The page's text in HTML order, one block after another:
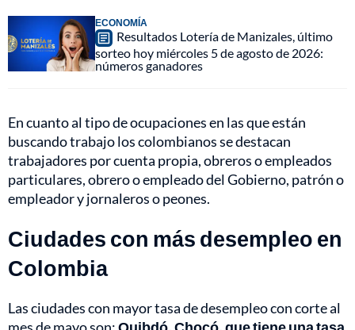
ECONOMÍA
Resultados Lotería de Manizales, último
sorteo hoy miércoles 5 de agosto de 2026:
números ganadores
En cuanto al tipo de ocupaciones en las que están
buscando trabajo los colombianos se destacan
trabajadores por cuenta propia, obreros o empleados
particulares, obrero o empleado del Gobierno, patrón o
empleador y jornaleros o peones.
Ciudades con más desempleo en
Colombia
Las ciudades con mayor tasa de desempleo con corte al